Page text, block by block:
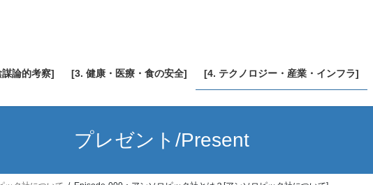
論的考察] [3. 健康・医療・食の安全] [4. テクノロジー・産業・インフラ]
プレゼント/Present